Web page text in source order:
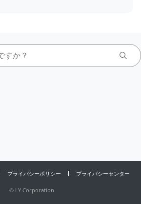
プライバシーポリシー プライバシーセンター
© LY Corporation